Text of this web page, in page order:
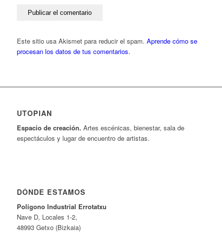
Este sitio usa Akismet para reducir el spam. Aprende cómo se
procesan los datos de tus comentarios.
UTOPIAN
Espacio de creación. Artes escénicas, bienestar, sala de
espectáculos y lugar de encuentro de artistas.
DÓNDE ESTAMOS
Polígono Industrial Errotatxu
Nave D, Locales 1-2,
48993 Getxo (Bizkaia)